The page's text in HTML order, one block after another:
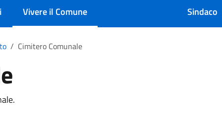
Vivere il Comune Sindaco
Cimitero Comunale